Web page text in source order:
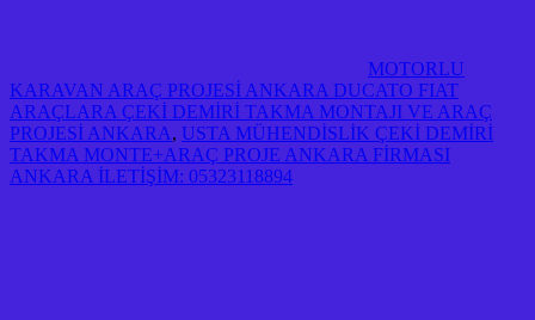
MOTORLU
KARAVAN ARAÇ PROJESİ ANKARA DUCATO FIAT
ARAÇLARA ÇEKİ DEMİRİ TAKMA MONTAJI VE ARAÇ
PROJESİ ANKARA, USTA MÜHENDİSLİK ÇEKİ DEMİRİ
TAKMA MONTE+ARAÇ PROJE ANKARA FİRMASI
ANKARA İLETİŞİM: 05323118894